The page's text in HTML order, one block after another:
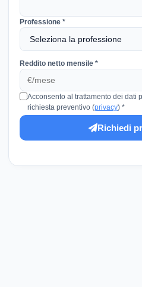
Professione *
Reddito netto mensile *
Acconsento al trattamento dei dati
richiesta preventivo (privacy) *
Richiedi